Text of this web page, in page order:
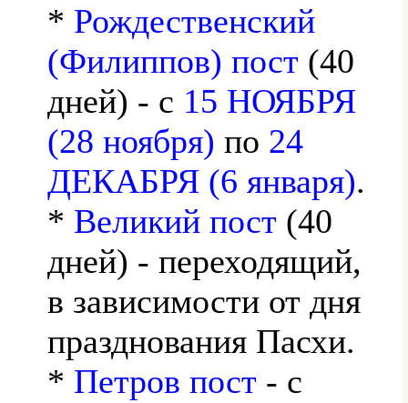
* Рождественский
(Филиппов) пост (40
дней) - с 15 НОЯБРЯ
(28 ноября) по 24
ДЕКАБРЯ (6 января).
* Великий пост (40
дней) - переходящий,
в зависимости от дня
празднования Пасхи.
* Петров пост - с